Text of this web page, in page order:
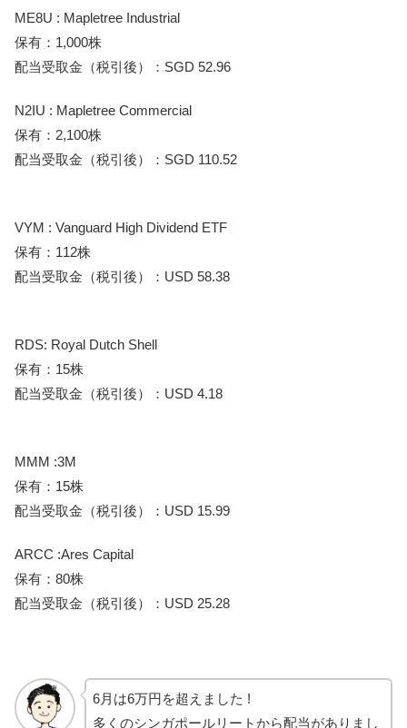
ME8U : Mapletree Industrial
保有：1,000株
配当受取金（税引後）：SGD 52.96
N2IU : Mapletree Commercial
保有：2,100株
配当受取金（税引後）：SGD 110.52
VYM : Vanguard High Dividend ETF
保有：112株
配当受取金（税引後）：USD 58.38
RDS: Royal Dutch Shell
保有：15株
配当受取金（税引後）：USD 4.18
MMM :3M
保有：15株
配当受取金（税引後）：USD 15.99
ARCC :Ares Capital
保有：80株
配当受取金（税引後）：USD 25.28
6月は6万円を超えました !
多くのシンガポールリートから配当がありまし